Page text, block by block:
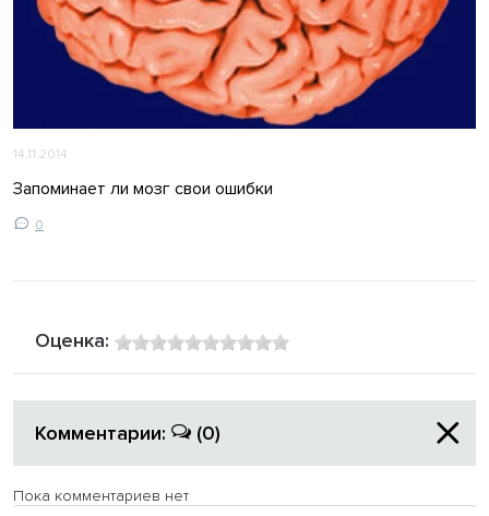
14.11.2014
Запоминает ли мозг свои ошибки
0
Оценка:
Комментарии: (0)
Пока комментариев нет